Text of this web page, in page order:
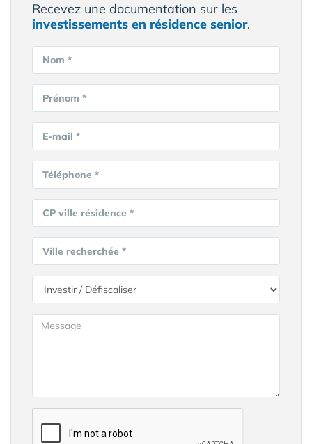
Recevez une documentation sur les
investissements en résidence senior.
Nom *
Prénom *
E-mail *
Téléphone *
CP ville résidence *
Ville recherchée *